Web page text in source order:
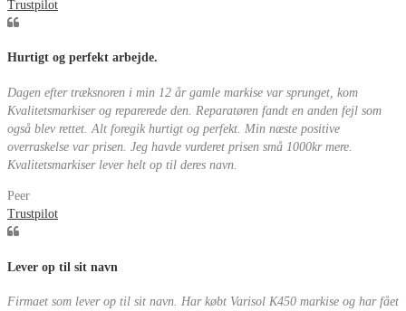
Trustpilot
Hurtigt og perfekt arbejde.
Dagen efter træksnoren i min 12 år gamle markise var sprunget, kom
Kvalitetsmarkiser og reparerede den. Reparatøren fandt en anden fejl som
også blev rettet. Alt foregik hurtigt og perfekt. Min næste positive
overraskelse var prisen. Jeg havde vurderet prisen små 1000kr mere.
Kvalitetsmarkiser lever helt op til deres navn.
Peer
Trustpilot
Lever op til sit navn
Firmaet som lever op til sit navn. Har købt Varisol K450 markise og har fået